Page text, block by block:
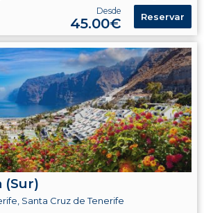
Desde
45.00€ Reservar
(Sur)
Santa Cruz de Tenerife